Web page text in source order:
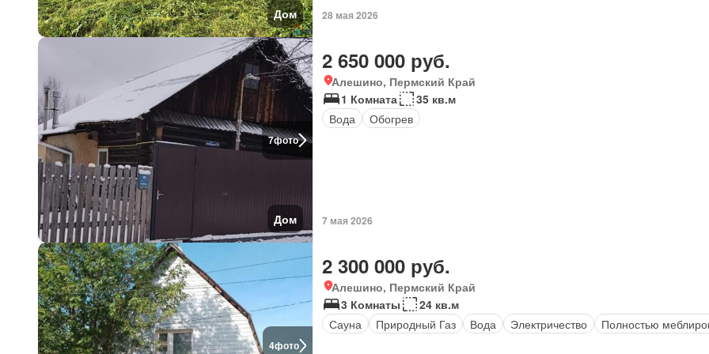
Дом 28 мая 2026
7фото
Дом
2 650 000 руб.
Алешино, Пермский Край
1 Комната
35 кв.м
Вода
Обогрев
7 мая 2026
4фото
2 300 000 руб.
Алешино, Пермский Край
3 Комнаты
24 кв.м
Сауна
Природный Газ Вода Электричество Полностью